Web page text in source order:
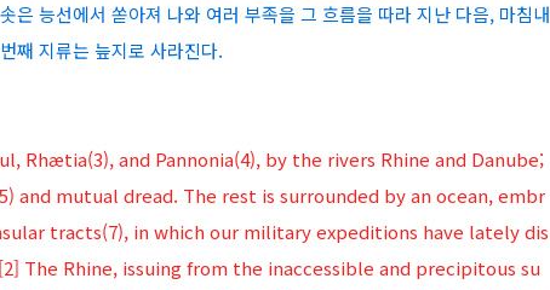
은 능선에서 쏟아져 나와 여러 부족을 그 흐름을 따라 지난 다음, 마침내
째 지류는 늪지로 사라진다.
Rhætia(3), and Pannonia(4), by the rivers Rhine and Danube;
and mutual dread. The rest is surrounded by an ocean, embr
tracts(7), in which our military expeditions have lately dis
The Rhine, issuing from the inaccessible and precipitous su